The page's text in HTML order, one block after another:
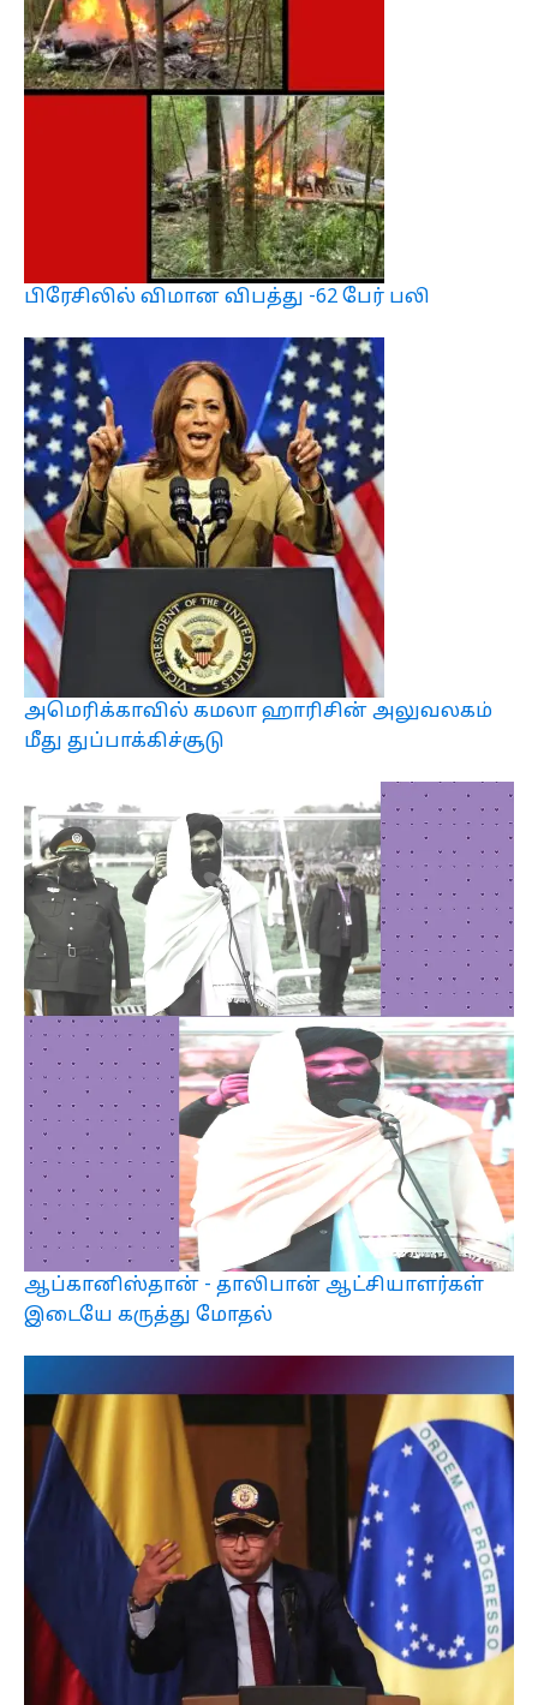
பிரேசிலில் விமான விபத்து -62 பேர் பலி
அமெரிக்காவில் கமலா ஹாரிசின் அலுவலகம்
மீது துப்பாக்கிச்சூடு
ஆப்கானிஸ்தான் - தாலிபான் ஆட்சியாளர்கள்
இடையே கருத்து மோதல்